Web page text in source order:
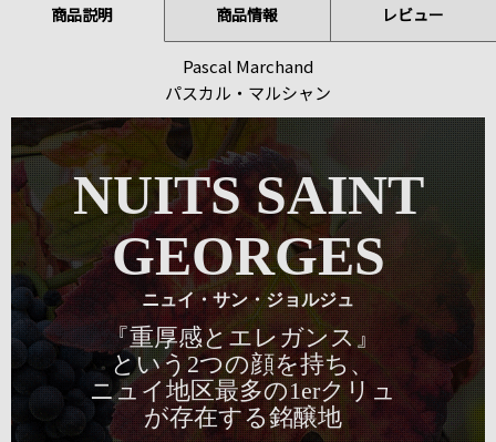
商品説明 商品情報 レビュー
Pascal Marchand
パスカル・マルシャン
NUITS SAINT
GEORGES
ニュイ・サン・ジョルジュ
『重厚感とエレガンス』
という2つの顔を持ち、
ニュイ地区最多の1erクリュ
が存在する銘醸地